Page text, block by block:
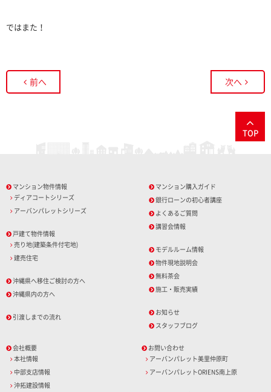
ではまた！
次へ
前へ
TOP
マンション物件情報
ディアコートシリーズ
アーバンパレットシリーズ
戸建て物件情報
売り地(建築条件付宅地)
建売住宅
沖縄県へ移住ご検討の方へ
沖縄県内の方へ
引渡しまでの流れ
マンション購入ガイド
銀行ローンの初心者講座
よくあるご質問
講習会情報
モデルルーム情報
物件現地説明会
無料茶会
施工・販売実績
お知らせ
スタッフブログ
会社概要
本社情報
中部支店情報
沖拓建設情報
お問い合わせ
アーバンパレット美里仲原町
アーバンパレットORIENS南上原